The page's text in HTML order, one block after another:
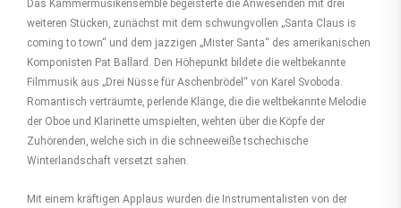
Das Kammermusikensemble begeisterte die Anwesenden mit drei
weiteren Stücken, zunächst mit dem schwungvollen „Santa Claus is
coming to town“ und dem jazzigen „Mister Santa“ des amerikanischen
Komponisten Pat Ballard. Den Höhepunkt bildete die weltbekannte
Filmmusik aus „Drei Nüsse für Aschenbrödel“ von Karel Svoboda.
Romantisch verträumte, perlende Klänge, die die weltbekannte Melodie
der Oboe und Klarinette umspielten, wehten über die Köpfe der
Zuhörenden, welche sich in die schneeweiße tschechische
Winterlandschaft versetzt sahen.
Mit einem kräftigen Applaus wurden die Instrumentalisten von der